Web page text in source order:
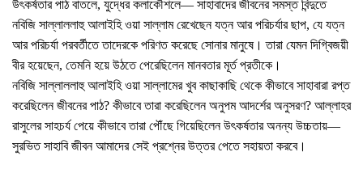
উৎকর্ষতার পাঠ বাতলে, যুদ্ধের কলাকৌশলে— সাহাবাদের জীবনের সমস্ত বিন্দুতে
নবিজি সাল্লাললাহু আলাইহি ওয়া সাল্লাম রেখেছেন যত্ন আর পরিচর্যার ছাপ, যে যত্ন
আর পরিচর্যা পরবর্তীতে তাদেরকে পরিণত করেছে সোনার মানুষে। তারা যেমন দিগ্বিজয়ী
বীর হয়েছেন, তেমনি হয়ে উঠতে পেরেছিলেন মানবতার মূর্ত প্রতীকে।
নবিজি সাল্লাললাহু আলাইহি ওয়া সাল্লামের খুব কাছাকাছি থেকে কীভাবে সাহাবারা রপ্ত
করেছিলেন জীবনের পাঠ? কীভাবে তারা করেছিলেন অনুপম আদর্শের অনুসরণ? আল্লাহর
রাসুলের সাহচর্য পেয়ে কীভাবে তারা পৌঁছে গিয়েছিলেন উৎকর্ষতার অনন্য উচ্চতায়—
সুরভিত সাহাবি জীবন আমাদের সেই প্রশ্নের উত্তর পেতে সহায়তা করবে।